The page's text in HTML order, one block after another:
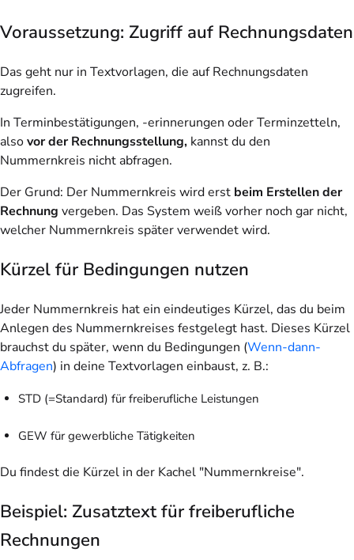
Voraussetzung: Zugriff auf Rechnungsdaten
Das geht nur in Textvorlagen, die auf Rechnungsdaten
zugreifen.
In Terminbestätigungen, -erinnerungen oder Terminzetteln,
alsovor der Rechnungsstellung, kannst du den
Nummernkreis nicht abfragen.
Der Grund: Der Nummernkreis wird erst beim Erstellen der
Rechnung vergeben. Das System weiß vorher noch gar nicht,
welcher Nummernkreis später verwendet wird.
Kürzel für Bedingungen nutzen
Jeder Nummernkreis hat ein eindeutiges Kürzel, das du beim
Anlegen des Nummernkreises festgelegt hast. Dieses Kürzel
brauchst du später, wenn du Bedingungen (Wenn-dann-
Abfragen) in deine Textvorlagen einbaust, z. B.:
STD (=Standard) für freiberufliche Leistungen
GEW für gewerbliche Tätigkeiten
Du findest die Kürzel in der Kachel "Nummernkreise".
Beispiel: Zusatztext für freiberufliche
Rechnungen